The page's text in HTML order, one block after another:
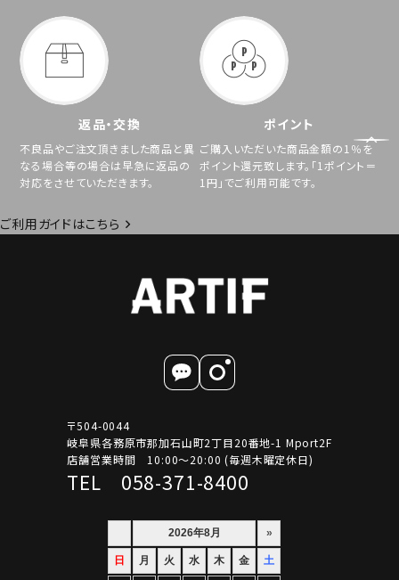
返品・交換
不良品やご注文頂きました商品と異
なる場合等の場合は早急に返品の
対応をさせていただきます。
ポイント
ご購入いただいた商品金額の1％を
ポイント還元致します。「1ポイント＝
1円」でご利用可能です。
ご利用ガイドはこちら
〒504-0044
岐阜県各務原市那加石山町2丁目20番地-1 Mport2F
店舗営業時間 10:00～20:00 (毎週木曜定休日)
TEL 058-371-8400